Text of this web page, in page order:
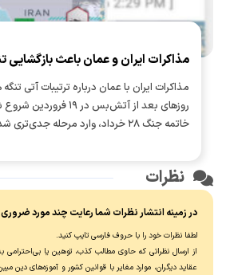
مذاکرات ایران و عمان باعث
مذاکرات ایران با عمان درباره ترتیبات آتی
روزهای بعد از آتش‌بس در
خاتمه جنگ ۲۸ خرداد، وارد مرحله جدی‌تری شد.
نظرات
در زمینه انتشار نظرات شما رعایت چند مورد
لطفا نظرات خود را با حروف فارسی تایپ کنید.
از ارسال نظراتی که حاوی مطالب کذب، توهین یا
عقاید دیگران، موارد مغایر با قوانین کشور و آموزه‌های دین